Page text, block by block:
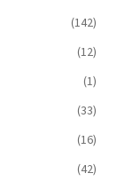
(142)
(12)
(1)
(33)
(16)
(42)